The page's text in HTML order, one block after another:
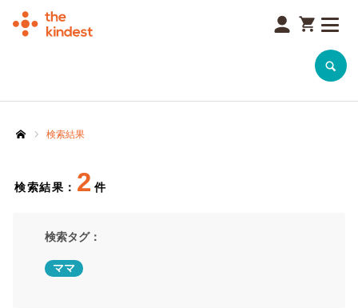
検索結果
検索結果： 2 件
検索タグ：
ママ